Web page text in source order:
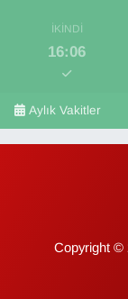
İKINDI
16:06
Aylık Vakitler
Copyright ©